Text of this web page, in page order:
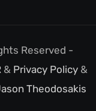
Reserved -
& Privacy Policy &
Theodosakis